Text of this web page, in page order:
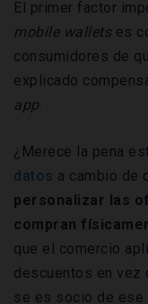
El primer factor
mobile walletses
consumidores de
explicado
app.
¿Merece la pena
datos a cambio de
personalizar las
compran
que el comercio
descuentos en vez
se es socio de ese